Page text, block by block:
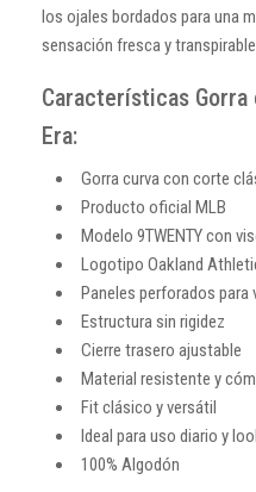
los ojales bordados para una
sensación fresca y
Características Gorra
Era:
Gorra curva con corte
Producto oficial MLB
Modelo 9TWENTY con
Logotipo Oakland
Paneles perforados para
Estructura sin rigidez
Cierre trasero ajustable
Material resistente y
Fit clásico y versátil
Ideal para uso diario y
100% Algodón